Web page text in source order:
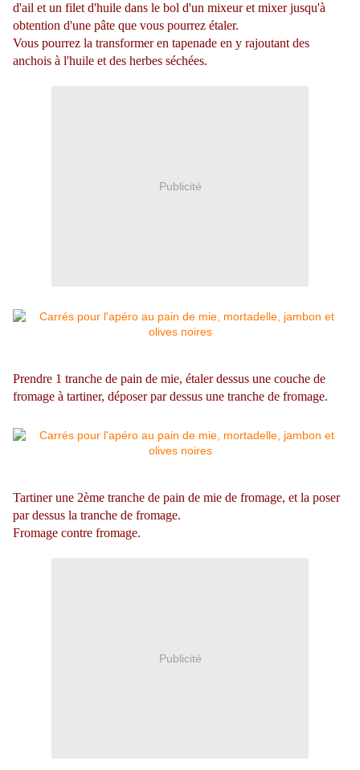
d'ail et un filet d'huile dans le bol d'un mixeur et mixer jusqu'à
obtention d'une pâte que vous pourrez étaler.
Vous pourrez la transformer en tapenade en y rajoutant des
anchois à l'huile et des herbes séchées.
Publicité
Prendre 1 tranche de pain de mie, étaler dessus une couche de
fromage à tartiner, déposer par dessus une tranche de fromage.
Tartiner une 2ème tranche de pain de mie de fromage, et la poser
par dessus la tranche de fromage.
Fromage contre fromage.
Publicité